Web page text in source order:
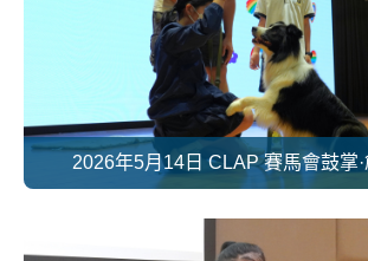
2026年5月14日 CLAP 賽馬會鼓掌·